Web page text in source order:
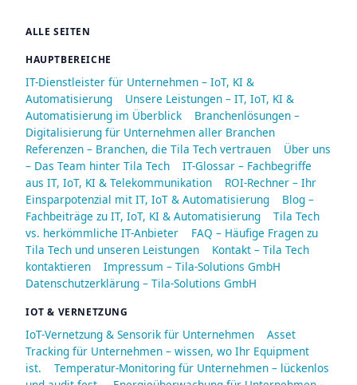
ALLE SEITEN
HAUPTBEREICHE
IT-Dienstleister für Unternehmen – IoT, KI &
Automatisierung
Unsere Leistungen – IT, IoT, KI &
Automatisierung im Überblick
Branchenlösungen –
Digitalisierung für Unternehmen aller Branchen
Referenzen – Branchen, die Tila Tech vertrauen
Über uns
– Das Team hinter Tila Tech
IT-Glossar – Fachbegriffe
aus IT, IoT, KI & Telekommunikation
ROI-Rechner – Ihr
Einsparpotenzial mit IT, IoT & Automatisierung
Blog –
Fachbeiträge zu IT, IoT, KI & Automatisierung
Tila Tech
vs. herkömmliche IT-Anbieter
FAQ – Häufige Fragen zu
Tila Tech und unseren Leistungen
Kontakt – Tila Tech
kontaktieren
Impressum – Tila-Solutions GmbH
Datenschutzerklärung – Tila-Solutions GmbH
IOT & VERNETZUNG
IoT-Vernetzung & Sensorik für Unternehmen
Asset
Tracking für Unternehmen – wissen, wo Ihr Equipment
ist.
Temperatur-Monitoring für Unternehmen – lückenlos